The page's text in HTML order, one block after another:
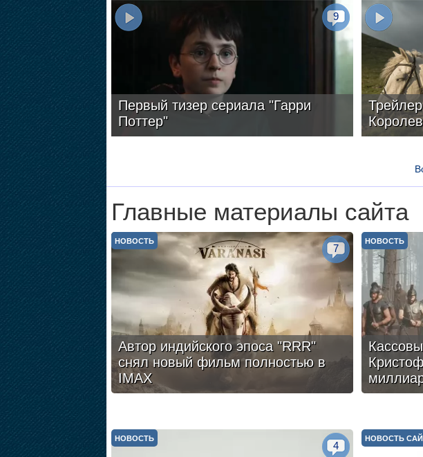
Первый тизер сериала "Гарри
Поттер"
9
Главные материалы сайта
Автор индийского эпоса "RRR"
снял новый фильм полностью в
IMAX
НОВОСТЬ
7
НОВОСТЬ
НОВОСТЬ
4
НОВОСТЬ